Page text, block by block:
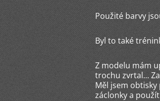
Použité barvy
Byl to také
Z modelu mám
trochu zvrtal...
Měl jsem
záclonky a